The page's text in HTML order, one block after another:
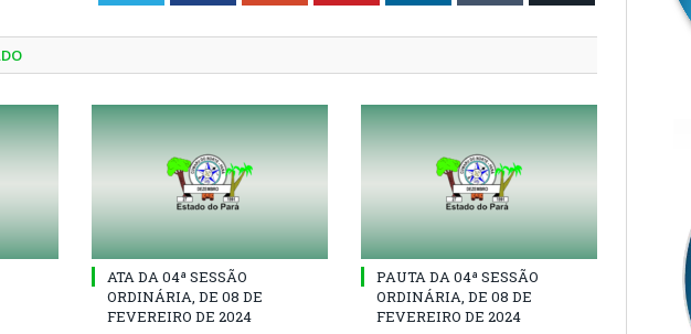
ATA DA 04ª SESSÃO
ORDINÁRIA, DE 08 DE
FEVEREIRO DE 2024
PAUTA DA 04ª SESSÃO
ORDINÁRIA, DE 08 DE
FEVEREIRO DE 2024